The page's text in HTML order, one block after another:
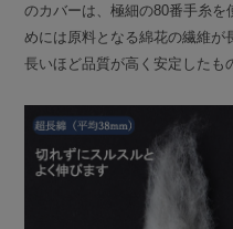
のカバーは、極細の80番手糸
めには原料となる綿花の繊維が
長いほど品質が高く安定したも